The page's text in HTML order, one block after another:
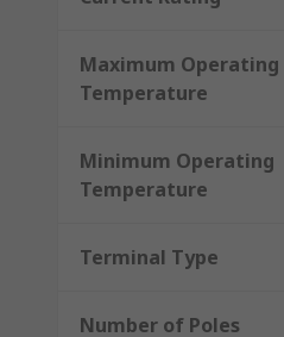
Maximum Operating
Temperature
Minimum Operating
Temperature
Terminal Type
Number of Poles